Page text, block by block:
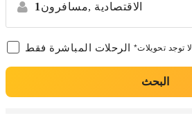
1 مسافرون, الاقتصادية
الرحلات المباشرة فقط *لا توجد تحويلات
البحث